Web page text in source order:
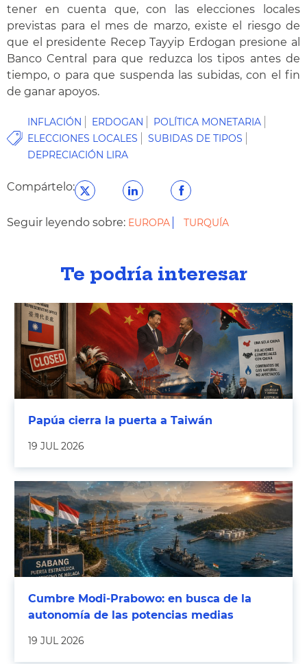
tener en cuenta que, con las elecciones locales
previstas para el mes de marzo, existe el riesgo de
que el presidente Recep Tayyip Erdogan presione al
Banco Central para que reduzca los tipos antes de
tiempo, o para que suspenda las subidas, con el fin
de ganar apoyos.
INFLACIÓN ERDOGAN
POLÍTICA MONETARIA
ELECCIONES LOCALES
SUBIDAS DE TIPOS
DEPRECIACIÓN LIRA
Compártelo:
Seguir leyendo sobre: EUROPA TURQUÍA
Te podría interesar
Papúa cierra la puerta a Taiwán
19 JUL 2026
Cumbre Modi-Prabowo: en busca de la
autonomía de las potencias medias
19 JUL 2026